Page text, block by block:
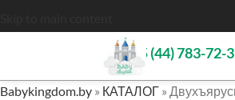
+375 (44) 783-72-
Babykingdom.by » КАТАЛОГ »